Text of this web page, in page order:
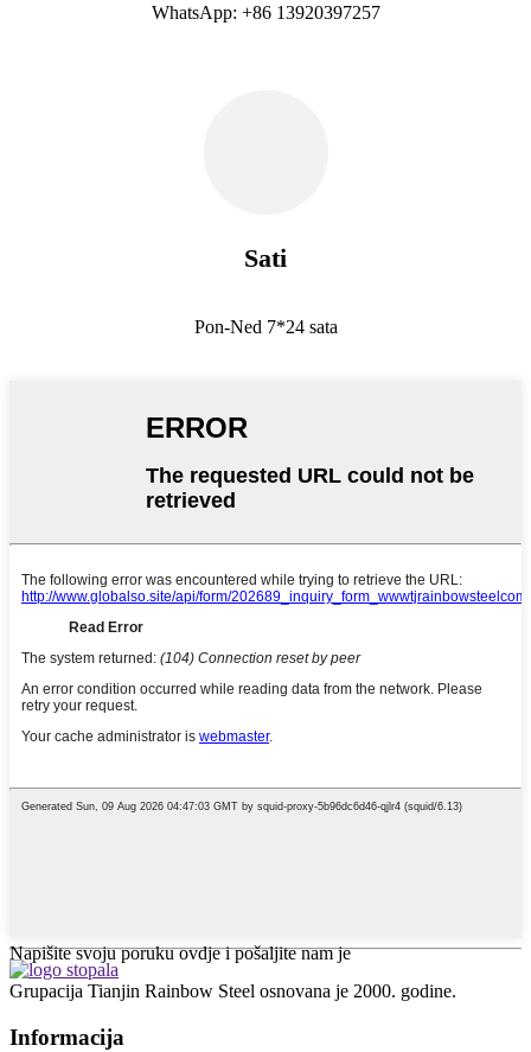
WhatsApp: +86 13920397257
Sati
Pon-Ned 7*24 sata
Napišite svoju poruku ovdje i pošaljite nam je
Grupacija Tianjin Rainbow Steel osnovana je 2000. godine.
Informacija